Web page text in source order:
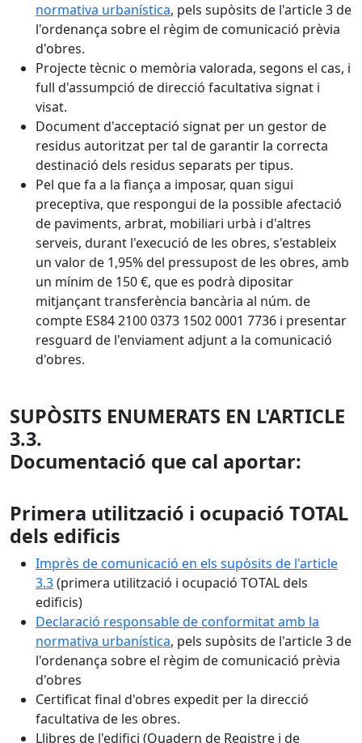
normativa urbanística, pels supòsits de l'article 3 de
l'ordenança sobre el règim de comunicació prèvia
d'obres.
Projecte tècnic o memòria valorada, segons el cas, i
full d'assumpció de direcció facultativa signat i
visat.
Document d'acceptació signat per un gestor de
residus autoritzat per tal de garantir la correcta
destinació dels residus separats per tipus.
Pel que fa a la fiança a imposar, quan sigui
preceptiva, que respongui de la possible afectació
de paviments, arbrat, mobiliari urbà i d'altres
serveis, durant l'execució de les obres, s'estableix
un valor de 1,95% del pressupost de les obres, amb
un mínim de 150 €, que es podrà dipositar
mitjançant transferència bancària al núm. de
compte ES84 2100 0373 1502 0001 7736 i presentar
resguard de l'enviament adjunt a la comunicació
d'obres.
SUPÒSITS ENUMERATS EN L'ARTICLE
3.3.
Documentació que cal aportar:
Primera utilització i ocupació TOTAL
dels edificis
Imprès de comunicació en els supòsits de l'article
3.3(primera utilització i ocupació TOTAL dels
edificis)
Declaració responsable de conformitat amb la
normativa urbanística, pels supòsits de l'article 3 de
l'ordenança sobre el règim de comunicació prèvia
d'obres
Certificat final d'obres expedit per la direcció
facultativa de les obres.
Llibres de l'edifici (Quadern de Registre i de